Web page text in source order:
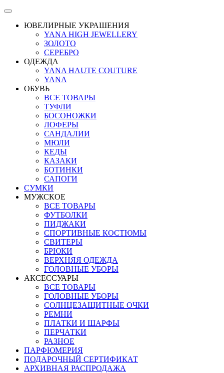
ЮВЕЛИРНЫЕ УКРАШЕНИЯ
YANA HIGH JEWELLERY
ЗОЛОТО
СЕРЕБРО
ОДЕЖДА
YANA HAUTE COUTURE
YANA
ОБУВЬ
ВСЕ ТОВАРЫ
ТУФЛИ
БОСОНОЖКИ
ЛОФЕРЫ
САНДАЛИИ
МЮЛИ
КЕДЫ
КАЗАКИ
БОТИНКИ
САПОГИ
СУМКИ
МУЖСКОЕ
ВСЕ ТОВАРЫ
ФУТБОЛКИ
ПИДЖАКИ
СПОРТИВНЫЕ КОСТЮМЫ
СВИТЕРЫ
БРЮКИ
ВЕРХНЯЯ ОДЕЖДА
ГОЛОВНЫЕ УБОРЫ
АКСЕССУАРЫ
ВСЕ ТОВАРЫ
ГОЛОВНЫЕ УБОРЫ
СОЛНЦЕЗАЩИТНЫЕ ОЧКИ
РЕМНИ
ПЛАТКИ И ШАРФЫ
ПЕРЧАТКИ
РАЗНОЕ
ПАРФЮМЕРИЯ
ПОДАРОЧНЫЙ СЕРТИФИКАТ
АРХИВНАЯ РАСПРОДАЖА